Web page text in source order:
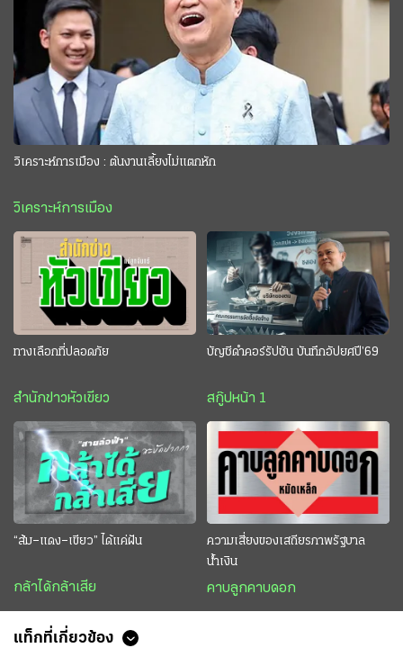
วิเคราะห์การเมือง : ต้นงานเลี้ยงไม่แตกหัก
วิเคราะห์การเมือง
ทางเลือกที่ปลอดภัย
สำนักข่าวหัวเขียว
บัญชีดำคอร์รัปชัน บันทึกอัปยศปี’69
สกู๊ปหน้า 1
“ส้ม–แดง–เขียว” ได้แค่ฝัน
กล้าได้กล้าเสีย
ความเสี่ยงของเสถียรภาพรัฐบาล
น้ำเงิน
คาบลูกคาบดอก
แท็กที่เกี่ยวข้อง